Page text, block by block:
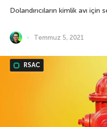
Dolandırıcıların kimlik avı için
Temmuz 5, 2021
RSAC